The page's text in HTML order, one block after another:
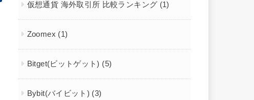
仮想通貨 海外取引所 比較ランキング (1)
Zoomex (1)
Bitget(ビットゲット) (5)
Bybit(バイビット) (3)